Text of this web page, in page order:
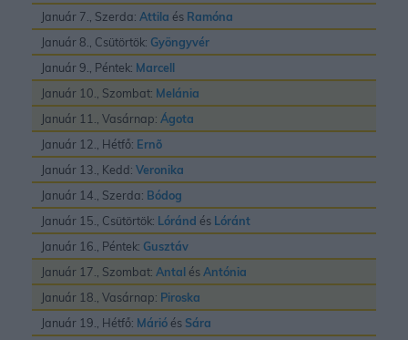
Január 7., Szerda: Attila és Ramóna
Január 8., Csütörtök: Gyöngyvér
Január 9., Péntek: Marcell
Január 10., Szombat: Melánia
Január 11., Vasárnap: Ágota
Január 12., Hétfő: Ernõ
Január 13., Kedd: Veronika
Január 14., Szerda: Bódog
Január 15., Csütörtök: Lóránd és Lóránt
Január 16., Péntek: Gusztáv
Január 17., Szombat: Antal ésAntónia
Január 18., Vasárnap: Piroska
Január 19., Hétfő: Márió és Sára